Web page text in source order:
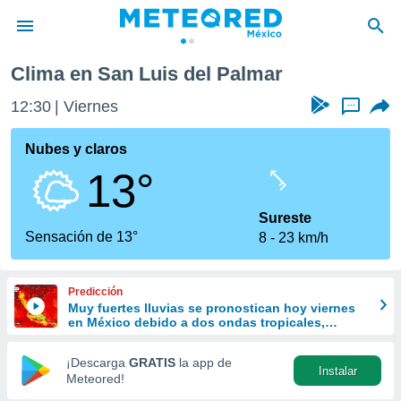
de
ha sido
calidad.
a este
las
y
forma
digital
basada
Clima en San Luis del Palmar
12:30 Viernes ...
Nubes y claros
13°
Sensación de 13°
Sureste
8
23 km/h
Predicción
Muy fuertes lluvias se pronostican hoy viernes
en México debido a dos ondas tropicales,
¡Descarga GRATIS la app de
Meteored!
Instalar